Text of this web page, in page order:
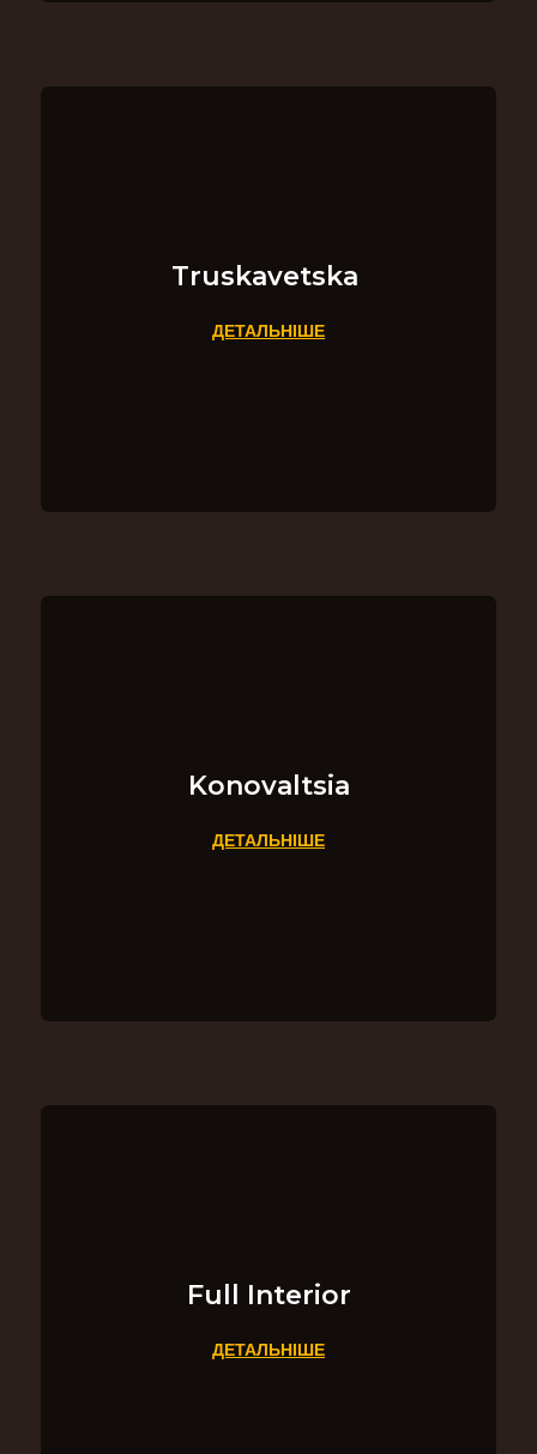
Truskavetska
ДЕТАЛЬНІШЕ
Konovaltsia
ДЕТАЛЬНІШЕ
Full Interior
ДЕТАЛЬНІШЕ